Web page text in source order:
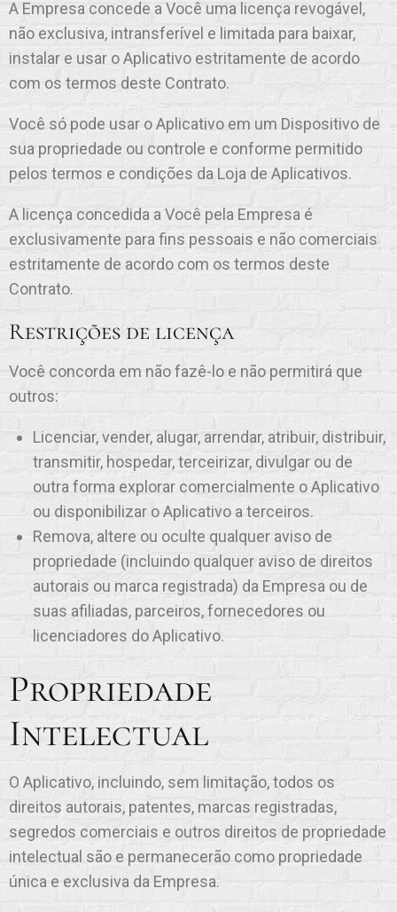
A Empresa concede a Você uma licença revogável,
não exclusiva, intransferível e limitada para baixar,
instalar e usar o Aplicativo estritamente de acordo
com os termos deste Contrato.
Você só pode usar o Aplicativo em um Dispositivo de
sua propriedade ou controle e conforme permitido
pelos termos e condições da Loja de Aplicativos.
A licença concedida a Você pela Empresa é
exclusivamente para fins pessoais e não comerciais
estritamente de acordo com os termos deste
Contrato.
Restrições de licença
Você concorda em não fazê-lo e não permitirá que
outros:
Licenciar, vender, alugar, arrendar, atribuir, distribuir,
transmitir, hospedar, terceirizar, divulgar ou de
outra forma explorar comercialmente o Aplicativo
ou disponibilizar o Aplicativo a terceiros.
Remova, altere ou oculte qualquer aviso de
propriedade (incluindo qualquer aviso de direitos
autorais ou marca registrada) da Empresa ou de
suas afiliadas, parceiros, fornecedores ou
licenciadores do Aplicativo.
Propriedade
Intelectual
O Aplicativo, incluindo, sem limitação, todos os
direitos autorais, patentes, marcas registradas,
segredos comerciais e outros direitos de propriedade
intelectual são e permanecerão como propriedade
única e exclusiva da Empresa.